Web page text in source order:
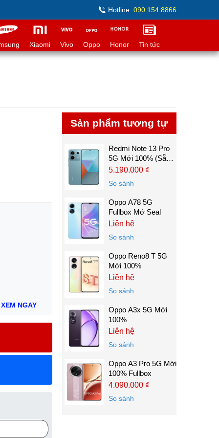
Hotline: 090 154 8866
Xiaomi Vivo Oppo Honor Tin tức
XEM NGAY
Sản phẩm tương tự
Redmi Note 13 Pro
5G Mới 100% (Sẵn
TV)
5.190.000 ₫
So sánh
Oppo A78 5G
Fullbox Mở Seal
Liên hệ
So sánh
Oppo Reno8 T 5G
Mới 100%
Liên hệ
So sánh
Oppo A3x 5G Mới
100%
Liên hệ
So sánh
Oppo A3 Pro 5G Mới
100% Fullbox
4.090.000 ₫
So sánh